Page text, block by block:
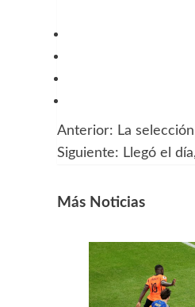
Navegación
entradas
Anterior: La
Siguiente: Llegó el
Más Noticias